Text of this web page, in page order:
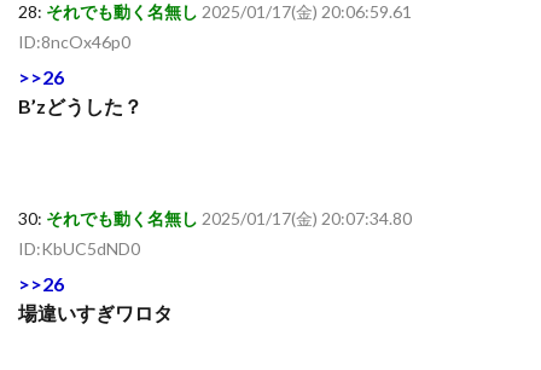
28: それでも動く名無し 2025/01/17(金) 20:06:59.61
ID:8ncOx46p0
>>26
B’zどうした？
30: それでも動く名無し 2025/01/17(金) 20:07:34.80
ID:KbUC5dND0
>>26
場違いすぎワロタ